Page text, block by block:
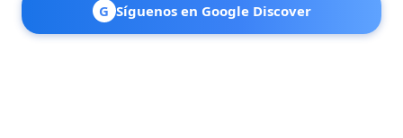
G Síguenos en Google Discover